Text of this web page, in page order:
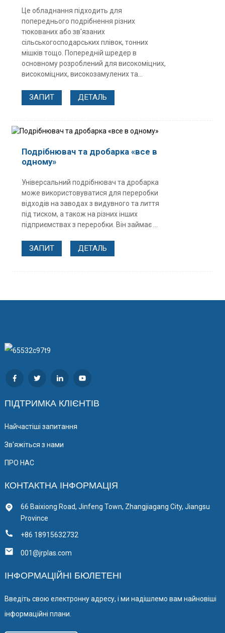
Це обладнання підходить для
попереднього подрібнення різних
тюкованих або зв'язаних
сільськогосподарських плівок, тонних
мішків тощо. Попередній шредер в
основному розроблений для високоміцних,
високоміцних, високозамулених та...
ЗАПИТ ДЕТАЛЬ
Подрібнювач та дробарка «все в
одному»
Універсальний подрібнювач та дробарка
може використовуватися для переробки
відходів на заводах з видувного та лиття
під тиском, а також на різних інших
підприємствах з переробки. Він займає ...
ЗАПИТ ДЕТАЛЬ
ПІДТРИМКА КЛІЄНТІВ
Найчастіші запитання
Зв'яжіться з нами
ПРО НАС
КОНТАКТНА ІНФОРМАЦІЯ
66 Baixiong Road, Jinfeng Town, Zhangjiagang City, Jiangsu
Province
+86 18915632732
001@jrplas.com
ІНФОРМАЦІЙНІ БЮЛЕТЕНІ
Введіть свою електронну адресу, і ми надішлемо вам найновіші
інформаційні плани.